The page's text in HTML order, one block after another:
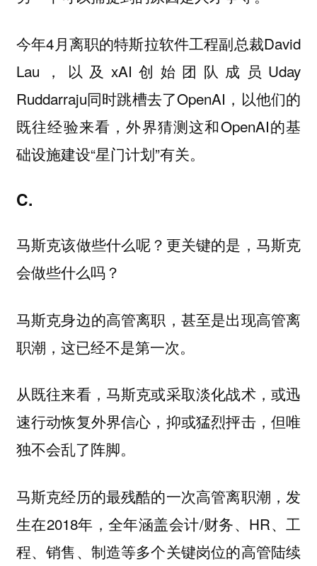
今年4月离职的特斯拉软件工程副总裁David
Lau，以及xAI创始团队成员Uday
Ruddarraju同时跳槽去了OpenAI，以他们的
既往经验来看，外界猜测这和OpenAI的基
础设施建设“星门计划”有关。
C.
马斯克该做些什么呢？更关键的是，马斯克
会做些什么吗？
马斯克身边的高管离职，甚至是出现高管离
职潮，这已经不是第一次。
从既往来看，马斯克或采取淡化战术，或迅
速行动恢复外界信心，抑或猛烈抨击，但唯
独不会乱了阵脚。
马斯克经历的最残酷的一次高管离职潮，发
生在2018年，全年涵盖会计/财务、HR、工
程、销售、制造等多个关键岗位的高管陆续